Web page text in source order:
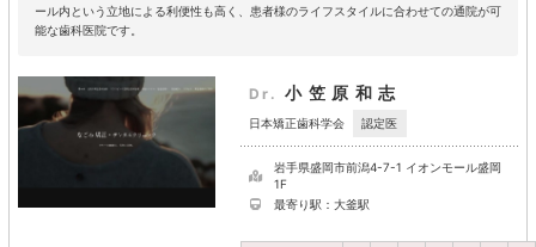
ール内という立地による利便性も高く、患者様のライフスタイルに合わせての通院が可
能な歯科医院です。
Dr. 小笠原和志
日本矯正歯科学会 認定医
岩手県盛岡市前潟4-7-1 イオンモール盛岡
1F
最寄り駅：大釜駅